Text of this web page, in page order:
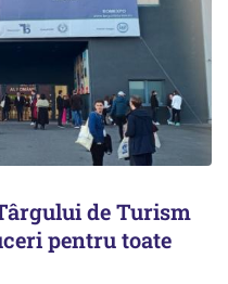
de Turism
pentru toate